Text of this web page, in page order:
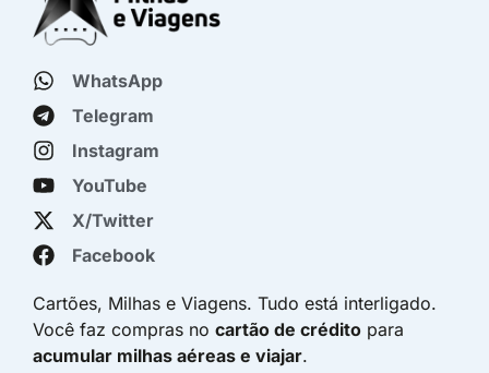
WhatsApp
Telegram
Instagram
YouTube
X/Twitter
Facebook
Cartões, Milhas e Viagens. Tudo está interligado.
Você faz compras no cartão de crédito para
acumular milhas aéreas e viajar.